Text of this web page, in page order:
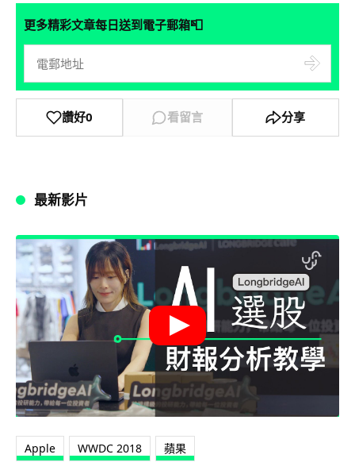
更多精彩文章每日送到電子郵箱📮
讚好0 看留言 分享
最新影片
Apple WWDC 2018 蘋果